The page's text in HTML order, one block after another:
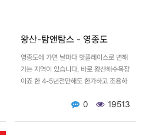
왕산-탐앤탐스 - 영종도
영종도에 가면 날마다 핫플레이스로 변해
가는 지역이 있습니다. 바로 왕산해수욕장
이죠 한 4-5년전만해도 한가하고 조용하
요트항구도 생기고 투썸…
0 19513